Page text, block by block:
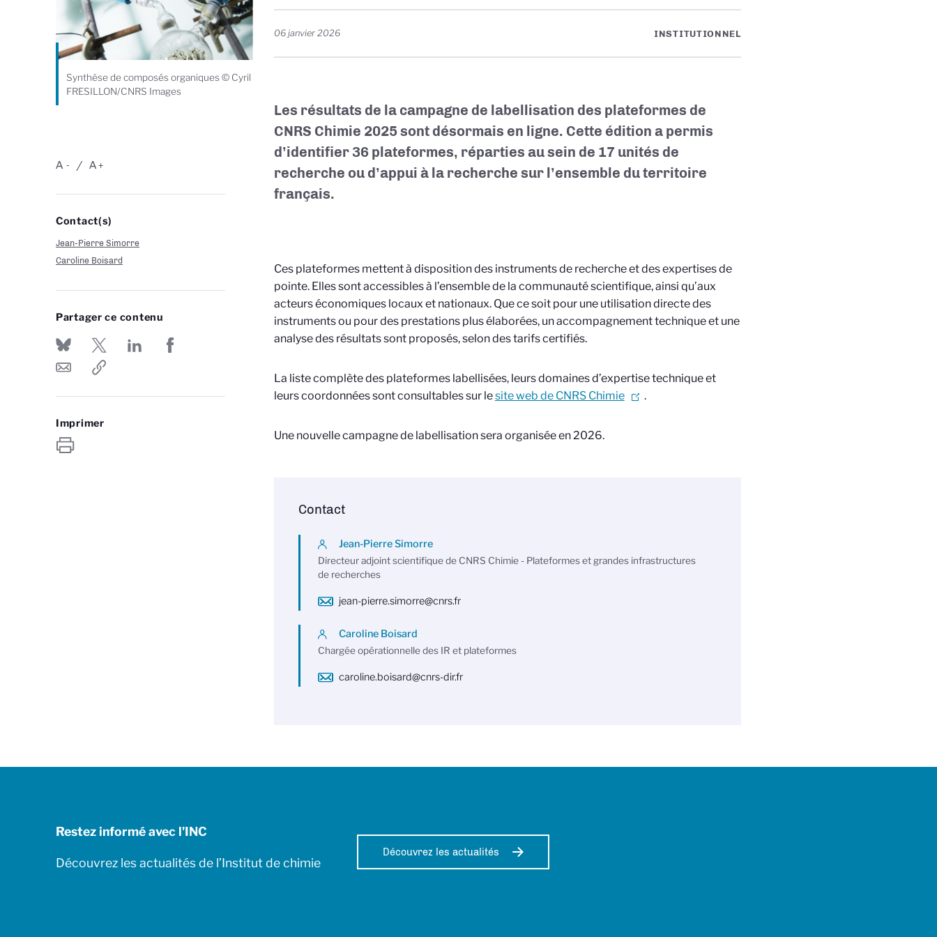
Synthèse de composés organiques © Cyril
FRESILLON/CNRS Images
-
A +
A
Contact(s)
Jean-Pierre Simorre
Caroline Boisard
Partager ce contenu
Imprimer
06 janvier 2026 INSTITUTIONNEL
Les résultats de la campagne de labellisation des plateformes de
CNRS Chimie 2025 sont désormais en ligne. Cette édition a permis
d’identifier 36 plateformes, réparties au sein de 17 unités de
recherche ou d’appui à la recherche sur l’ensemble du territoire
français.
Ces plateformes mettent à disposition des instruments de recherche et des expertises de
pointe. Elles sont accessibles à l’ensemble de la communauté scientifique, ainsi qu’aux
acteurs économiques locaux et nationaux. Que ce soit pour une utilisation directe des
instruments ou pour des prestations plus élaborées, un accompagnement technique et une
analyse des résultats sont proposés, selon des tarifs certifiés.
La liste complète des plateformes labellisées, leurs domaines d’expertise technique et
leurs coordonnées sont consultables sur lesite web de CNRS Chimie .
Une nouvelle campagne de labellisation sera organisée en 2026.
Contact
Jean-Pierre Simorre
Directeur adjoint scientifique de CNRS Chimie - Plateformes et grandes infrastructures
de recherches
jean-pierre.simorre@cnrs.fr
Caroline Boisard
Chargée opérationnelle des IR et plateformes
caroline.boisard@cnrs-dir.fr
Restez informé avec l'INC
Découvrez les actualités de l’Institut de chimie
Découvrez les actualités